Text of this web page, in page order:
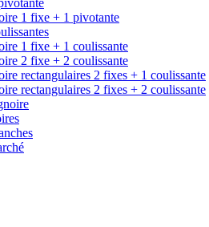
1 fixe + 1 pivotante
1 fixe + 1 coulissante
2 fixe + 2 coulissante
rectangulaires 2 fixes + 1 coulissante
rectangulaires 2 fixes + 2 coulissante